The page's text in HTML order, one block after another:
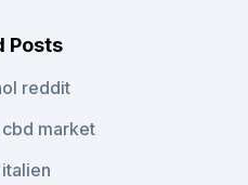
Posts
reddit
market